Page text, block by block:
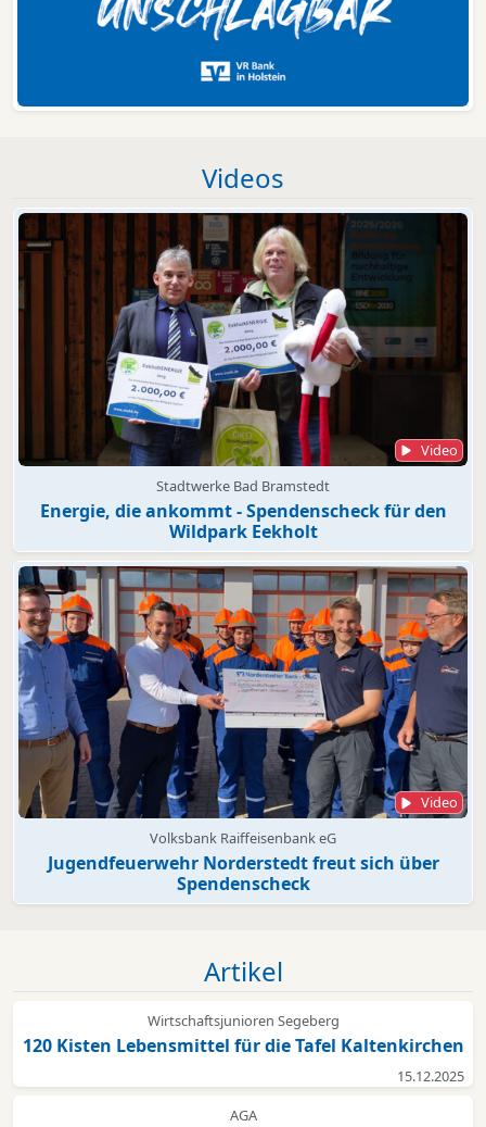
Videos
Video
Stadtwerke Bad Bramstedt
Energie, die ankommt - Spendenscheck für den
Wildpark Eekholt
Video
Volksbank Raiffeisenbank eG
Jugendfeuerwehr Norderstedt freut sich über
Spendenscheck
Artikel
Wirtschaftsjunioren Segeberg
120 Kisten Lebensmittel für die Tafel Kaltenkirchen
15.12.2025
AGA